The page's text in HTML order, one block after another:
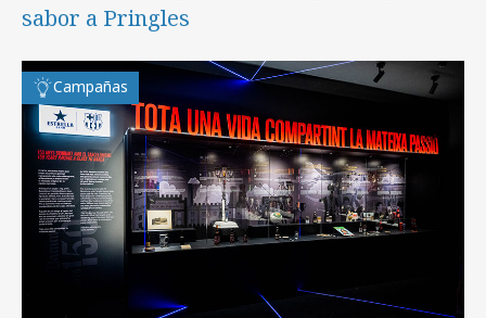
sabor a Pringles
Campañas